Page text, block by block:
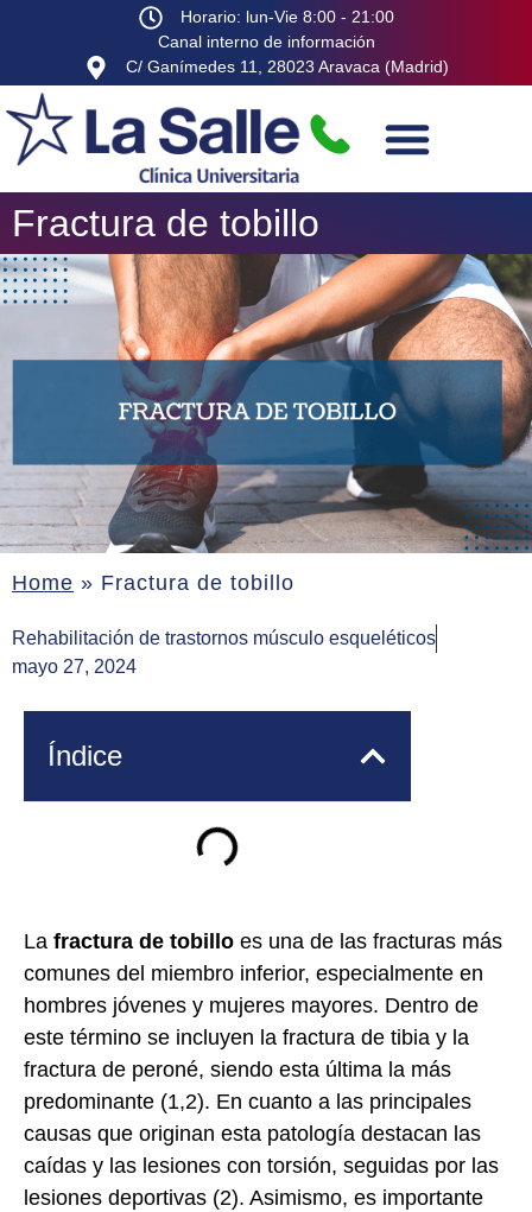
Horario: lun-Vie 8:00 - 21:00
Canal interno de información
C/ Ganímedes 11, 28023 Aravaca (Madrid)
Fractura de tobillo
Home » Fractura de tobillo
Rehabilitación de trastornos músculo esqueléticos
mayo 27, 2024
Índice
La fractura de tobillo es una de las fracturas más
comunes del miembro inferior, especialmente en
hombres jóvenes y mujeres mayores. Dentro de
este término se incluyen la fractura de tibia y la
fractura de peroné, siendo esta última la más
predominante (1,2). En cuanto a las principales
causas que originan esta patología destacan las
caídas y las lesiones con torsión, seguidas por las
lesiones deportivas (2). Asimismo, es importante